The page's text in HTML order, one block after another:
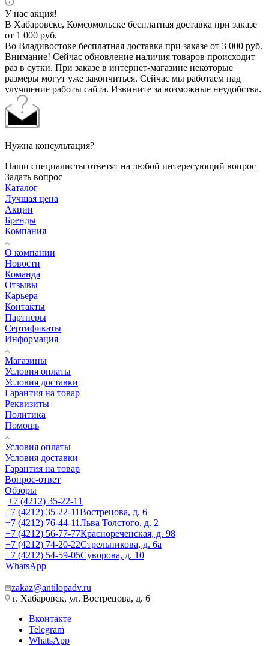
У нас акция!
В Хабаровске, Комсомольске бесплатная доставка при заказе
от 1 000 руб.
Во Владивостоке бесплатная доставка при заказе от 3 000 руб.
Внимание! Сейчас обновление наличия товаров происходит
раз в сутки. При заказе в интернет-магазине некоторые
размеры могут уже закончиться. Сейчас мы работаем над
улучшение работы сайта. Извините за возможные неудобства.
Нужна консультация?
Наши специалисты ответят на любой интересующий вопрос
Задать вопрос
Каталог
Лучшая цена
Акции
Бренды
Компания
О компании
Новости
Команда
Отзывы
Карьера
Контакты
Партнеры
Сертификаты
Информация
Магазины
Условия оплаты
Условия доставки
Гарантия на товар
Реквизиты
Политика
Помощь
Условия оплаты
Условия доставки
Гарантия на товар
Вопрос-ответ
Обзоры
+7 (4212) 35-22-11
+7 (4212) 35-22-11Вострецова, д. 6
+7 (4212) 76-44-11Льва Толстого, д. 2
+7 (4212) 56-77-77Краснореченская, д. 98
+7 (4212) 74-20-22Стрельникова, д. 6а
+7 (4212) 54-59-05Суворова, д. 10
WhatsApp
zakaz@antilopadv.ru
г. Хабаровск, ул. Вострецова, д. 6
Вконтакте
Telegram
WhatsApp